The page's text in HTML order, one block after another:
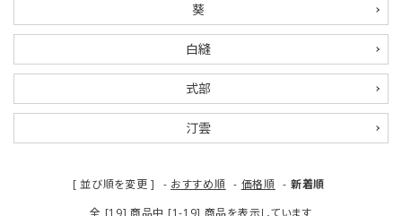
葵
白縫
式部
汀雲
[ 並び順を変更 ] - おすすめ順 - 価格順 - 新着順
全 [19] 商品中 [1-19] 商品を表示しています